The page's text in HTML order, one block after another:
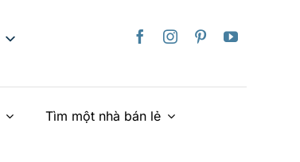
Tìm một nhà bán lẻ